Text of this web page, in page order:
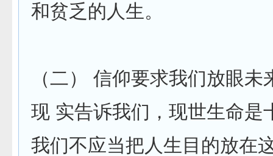
和贫乏的人生。
（二） 信仰要求我们放眼未
现 实告诉我们，现世生命是
我们不应当把人生目的放在